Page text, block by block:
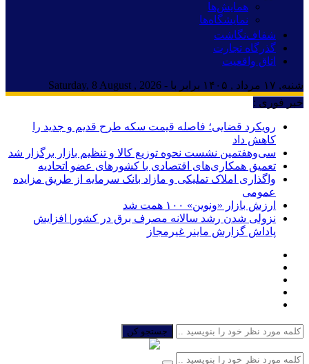
همایش‌ها
نمایشگاه‌ها
شفاف‌نگاشت
گذرگاه تجارت
اتاق واقعیت
شنبه, ۱۷ مرداد , ۱۴۰۵ برابر با - Saturday, 8 August , 2026
خبر فوری :
رویکرد قضایی؛ فاصله قیمت سکه طرح قدیم و جدید را
کاهش داد
سی‌و‌هفتمین نشست نحوه توزیع کالا و تنظیم بازار برگزار شد
تعمیق همکاری‌های اقتصادی با کشورهای عضو اتحادیه
واگذاری املاک تملیکی و مازاد بانک سرمایه از طریق مزایده
عمومی
ارزش بازار «ونوین» ۱۰۰ همت شد
نزولی شدن رشد سالانه مصرف برق در کشور| افزایش
پاداش گزارش ماینر غیرمجاز
جستجو کن